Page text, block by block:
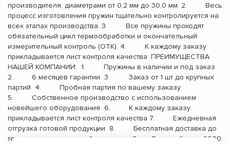
производителя, диаметрами от 0,2 мм до 30,0 мм. 2. Весь
процесс изготовления пружин тщательно контролируется на
всех этапах производства. 3. Все пружины проходят
обязательный цикл термообработки и окончательный
измерительный контроль (ОТК). 4. К каждому заказу
прикладывается лист контроля качества. ПРЕИМУЩЕСТВА
НАШЕЙ КОМПАНИИ: 1. Пружины в наличии и под заказ
2. 6 месяцев гарантии 3. Заказ от 1 шт до крупных
партий 4. Пробная партия по вашему заказу
5. Собственное производство с использованием
новейшего оборудования 6. К каждому заказу
прикладывается лист контроля качества 7. Ежедневная
отгрузка готовой продукции 8. Бесплатная доставка до
терминала транспортной компании 9. Опыт работы с 2000